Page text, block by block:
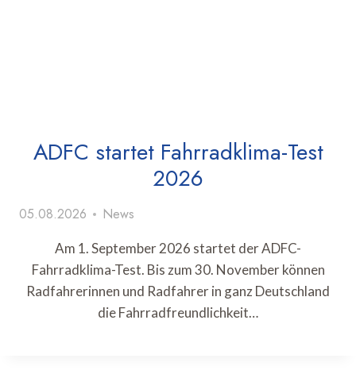
ADFC startet Fahrradklima-Test
2026
05.08.2026 News
Am 1. September 2026 startet der ADFC-
Fahrradklima-Test. Bis zum 30. November können
Radfahrerinnen und Radfahrer in ganz Deutschland
die Fahrradfreundlichkeit…